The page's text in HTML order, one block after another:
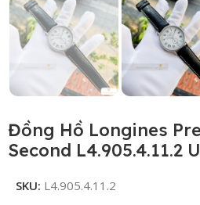
Đồng Hồ Longines
Second L4.905.4.11.2
SKU: L4.905.4.11.2